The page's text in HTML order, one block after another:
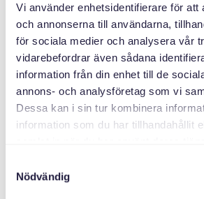
Vi använder enhetsidentifierare för att
och annonserna till användarna,
för sociala medier och analysera vår
vidarebefordrar även sådana
information från din enhet till de
annons- och analysföretag som vi
Dessa kan i sin tur kombinera
information som du har tillhandahållit
Nödvändig
ORGANIZATÖR